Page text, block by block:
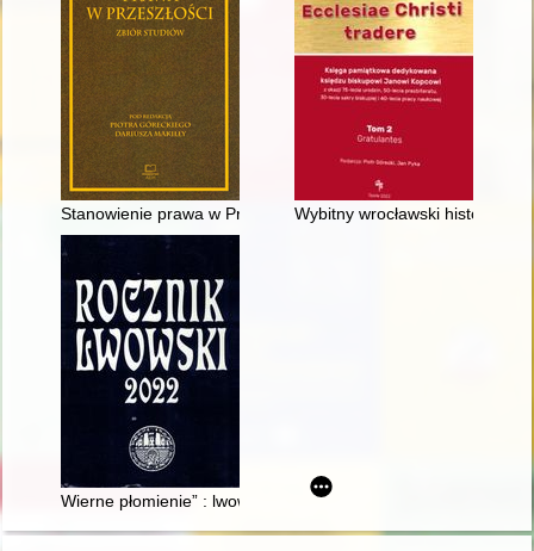
Stanowienie prawa w Prusach i Niemczech oraz na ziemiach
Wybitny wrocławski historyk
Wierne płomienie” : lwowska konspiracyjna antologia poetycka